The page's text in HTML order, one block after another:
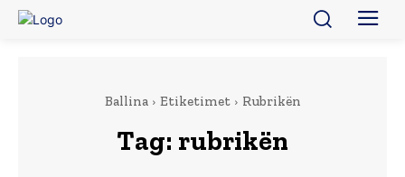
Ballina Etiketimet Rubrikën
Tag: rubrikën